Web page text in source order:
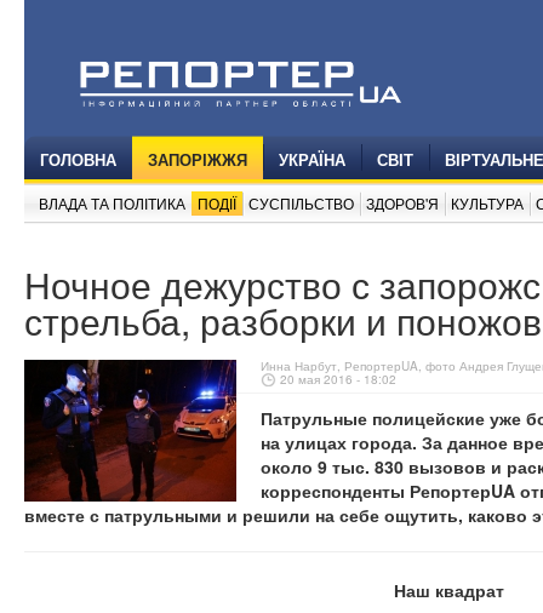
ГОЛОВНА ЗАПОРІЖЖЯ УКРАЇНА СВІТ
ВЛАДА ТА ПОЛІТИКА ПОДІЇ СУСПІЛЬСТВО ЗДОРОВ'Я КУЛЬТУРА
Ночное дежурство с
стрельба, разборки и
Инна Нарбут, РепортерUA, фото Андрея
20 мая 2016 - 18:02
Патрульные полицейские уже
на улицах города. За данное
около 9 тыс. 830 вызовов и
корреспонденты РепортерUA
вместе с патрульными и решили на себе ощутить, каково
Наш квадрат